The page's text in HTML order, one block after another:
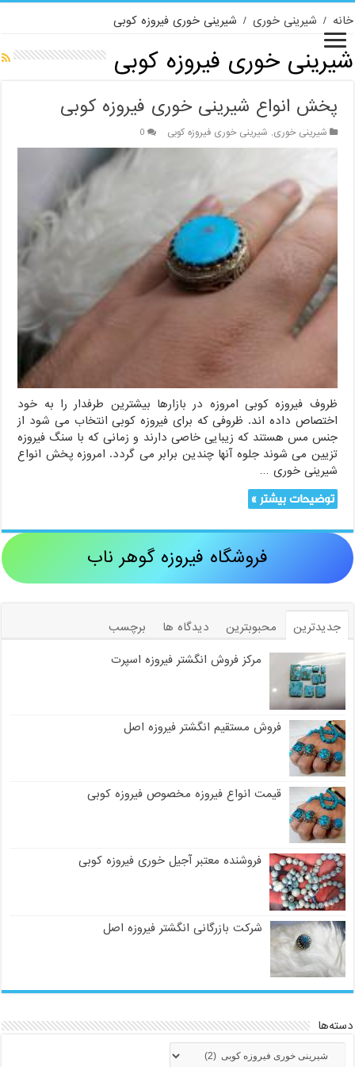
خانه / شیرینی خوری / شیرینی خوری فیروزه کوبی
شیرینی خوری فیروزه کوبی
پخش انواع شیرینی خوری فیروزه کوبی
شیرینی خوری, شیرینی خوری فیروزه کوبی 0
ظروف فیروزه کوبی امروزه در بازارها بیشترین طرفدار را به خود
اختصاص داده اند. ظروفی که برای فیروزه کوبی انتخاب می شود از
جنس مس هستند که زیبایی خاصی دارند و زمانی که با سنگ فیروزه
تزیین می شوند جلوه آنها چندین برابر می گردد. امروزه پخش انواع
شیرینی خوری …
توضیحات بیشتر »
فروشگاه فیروزه گوهر ناب
جدیدترین محبوبترین دیدگاه ها
برچسب
مرکز فروش انگشتر فیروزه اسپرت
فروش مستقیم انگشتر فیروزه اصل
قیمت انواع فیروزه مخصوص فیروزه کوبی
فروشنده معتبر آجیل خوری فیروزه کوبی
شرکت بازرگانی انگشتر فیروزه اصل
دسته‌ها
دسته‌ها